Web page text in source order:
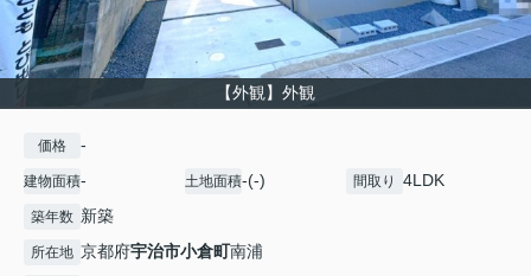
【外観】外観
価格 -
建物面積- 土地面積-(-) 間取り 4LDK
築年数 新築
所在地 京都府宇治市小倉町南浦